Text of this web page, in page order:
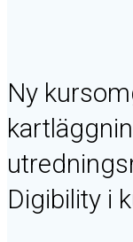
Ny
Digibility i